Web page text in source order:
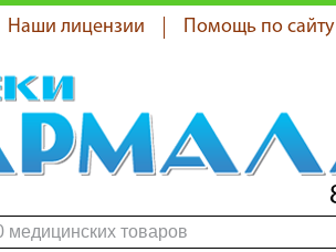
Наши лицензии Помощь по сайту